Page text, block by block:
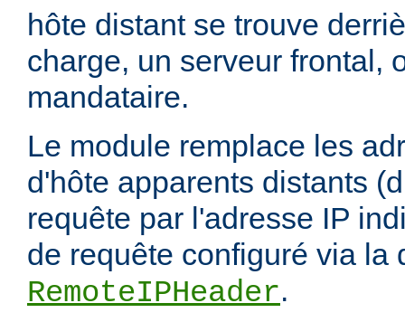
hôte distant se trouve
charge, un serveur frontal,
mandataire.
Le module remplace les
d'hôte apparents distants
requête par l'adresse IP
de requête configuré via la
RemoteIPHeader.